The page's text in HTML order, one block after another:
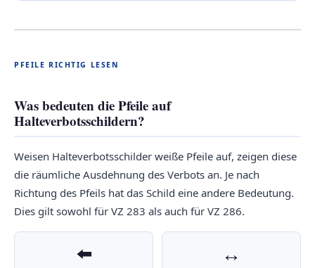
PFEILE RICHTIG LESEN
Was bedeuten die Pfeile auf
Halteverbotsschildern?
Weisen Halteverbotsschilder weiße Pfeile auf, zeigen diese
die räumliche Ausdehnung des Verbots an. Je nach
Richtung des Pfeils hat das Schild eine andere Bedeutung.
Dies gilt sowohl für VZ 283 als auch für VZ 286.
⬅️ ↔️